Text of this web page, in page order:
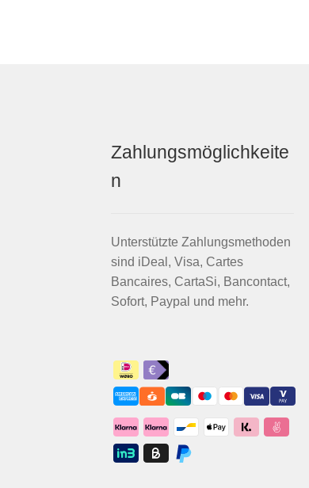
Zahlungsmöglichkeite
n
Unterstützte Zahlungsmethoden
sind iDeal, Visa, Cartes
Bancaires, CartaSi, Bancontact,
Sofort, Paypal und mehr.